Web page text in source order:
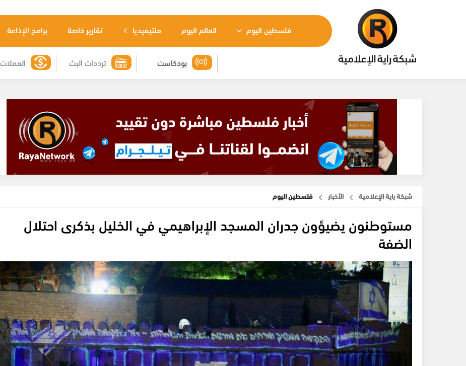
فلسطين اليوم العالم اليوم ملتيميديا تقارير خاصة برامج الإذاعة
العملات ترددات البث بودكاست
شبكة راية الإعلامية الأخبار فلسطين اليوم
مستوطنون يضيؤون جدران المسجد الإبراهيمي في الخليل بذكرى احتلال
الضفة